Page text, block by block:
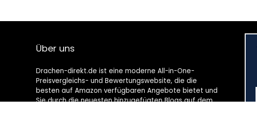
Über uns
Drachen-direkt.de ist eine moderne All-in-One-
Preisvergleichs- und Bewertungswebsite, die die
besten auf Amazon verfügbaren Angebote bietet und
Sie durch die neuesten hinzugefügten Blogs auf dem